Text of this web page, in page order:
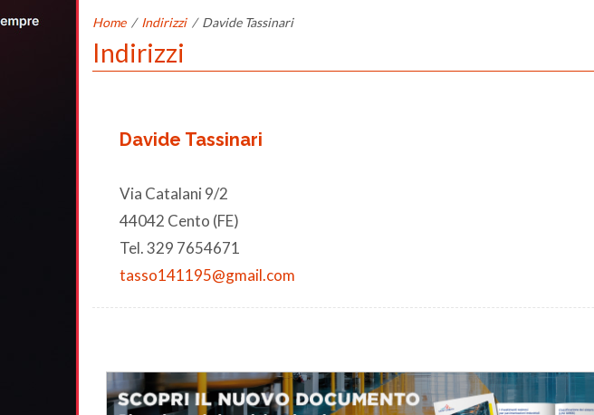
Home / Indirizzi / Davide Tassinari
Indirizzi
Davide Tassinari
Via Catalani 9/2
44042 Cento (FE)
Tel. 329 7654671
tasso141195@gmail.com